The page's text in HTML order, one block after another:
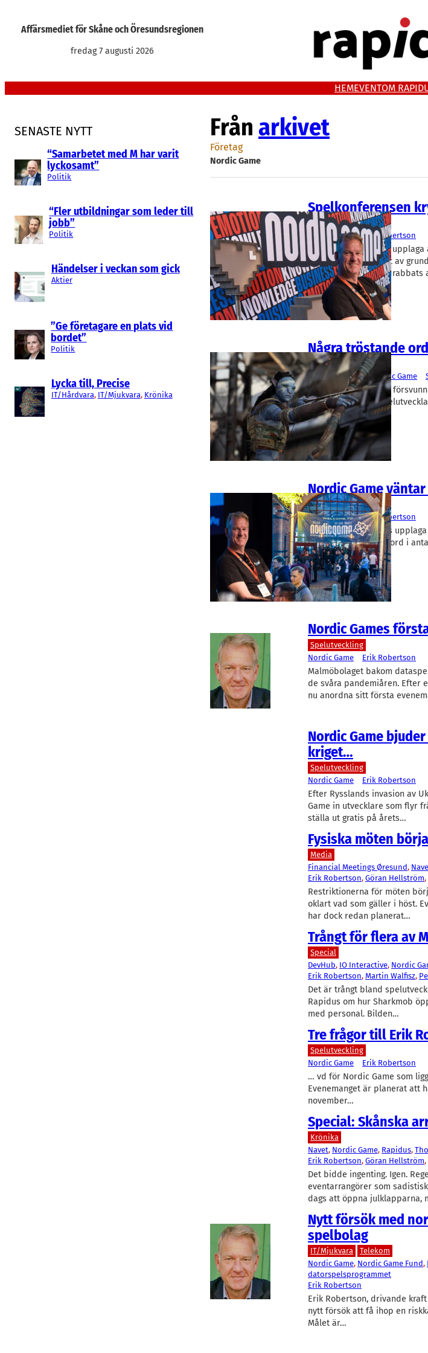
Affärsmediet för Skåne och Öresundsregionen
fredag 7 augusti 2026
HEMEVENTOM
SENASTE NYTT
“Samarbetet med M har varit
lyckosamt”
Politik
“Fler utbildningar som leder till
jobb”
Politik
Händelser i veckan som gick
Aktier
”Ge företagare en plats vid
bordet”
Politik
Lycka till, Precise
IT/Hårdvara, IT/Mjukvara, Krönika
Från arkivet
Företag
Nordic Game
Spelkonferensen
Spelutveckling
Nordic Game
Erik Robertson
Imorgon börjar årets
Game Conference. Ett av
spelutvecklare som drabbats
Några tröstande
Spelutveckling
Behold Ventures, Nordic Game
Investerarna har inte
av budskapen till
Games i Malmö.
Nordic Game
Spelutveckling
Nordic Game
Erik Robertson
I morgon börjar årets
Konferensen slår rekord i
en minskning i…
Nordic Games
Spelutveckling
Nordic Game
Erik Robertson
Malmöbolaget bakom
de svåra pandemiåren. Efter
nu anordna sitt första
Nordic Game
kriget…
Spelutveckling
Nordic Game
Erik Robertson
Efter Rysslands invasion av
Game in utvecklare som flyr
ställa ut gratis på årets…
Fysiska möten
Media
Financial Meetings Øresund,
Erik Robertson, Göran Hellström,
Restriktionerna för möten
oklart vad som gäller i höst.
har dock redan planerat…
Trångt för flera av
Special
DevHub, IO Interactive, Nordic
Erik Robertson, Martin Walfisz,
Det är trångt bland
Rapidus om hur Sharkmob
med personal. Bilden…
Tre frågor till Erik
Spelutveckling
Nordic Game
Erik Robertson
… vd för Nordic Game som
Evenemanget är planerat att
november…
Special: Skånska
Krönika
Navet, Nordic Game, Rapidus,
Erik Robertson, Göran Hellström,
Det bidde ingenting. Igen.
eventarrangörer som
dags att öppna julklapparna,
Nytt försök med
spelbolag
IT/Mjukvara Telekom
Nordic Game, Nordic Game Fund,
datorspelsprogrammet
Erik Robertson
Erik Robertson, drivande
nytt försök att få ihop en
Målet är…